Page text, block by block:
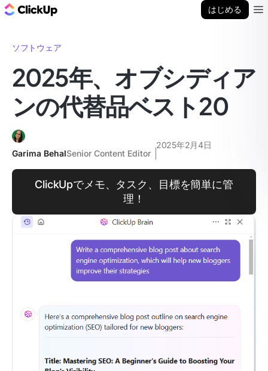
はじめる
ソフトウェア
2025年、オブシディア
ンの代替品ベスト20
Garima BehalSenior Content Editor
2025年2月4日
ClickUpでメモ、タスク、目標を簡単に管
理！